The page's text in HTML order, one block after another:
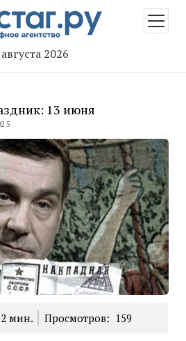
2026
меню
13 июня
2 мин. Просмотров: 159